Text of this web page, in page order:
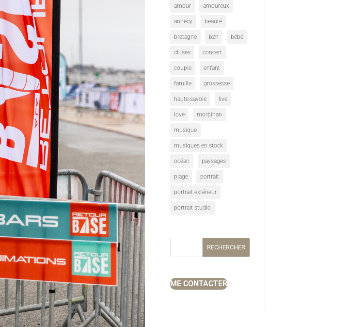
amour amoureux
annecy beauté
bretagne bzh bébé
cluses concert
couple enfant
famille grossesse
haute-savoie live
love morbihan
musique
musiques en stock
océan paysages
plage portrait
portrait extérieur
portrait studio
RECHERCHER
ME CONTACTER